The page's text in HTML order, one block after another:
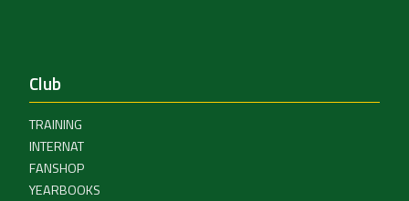
Club
TRAINING
INTERNAT
FANSHOP
YEARBOOKS